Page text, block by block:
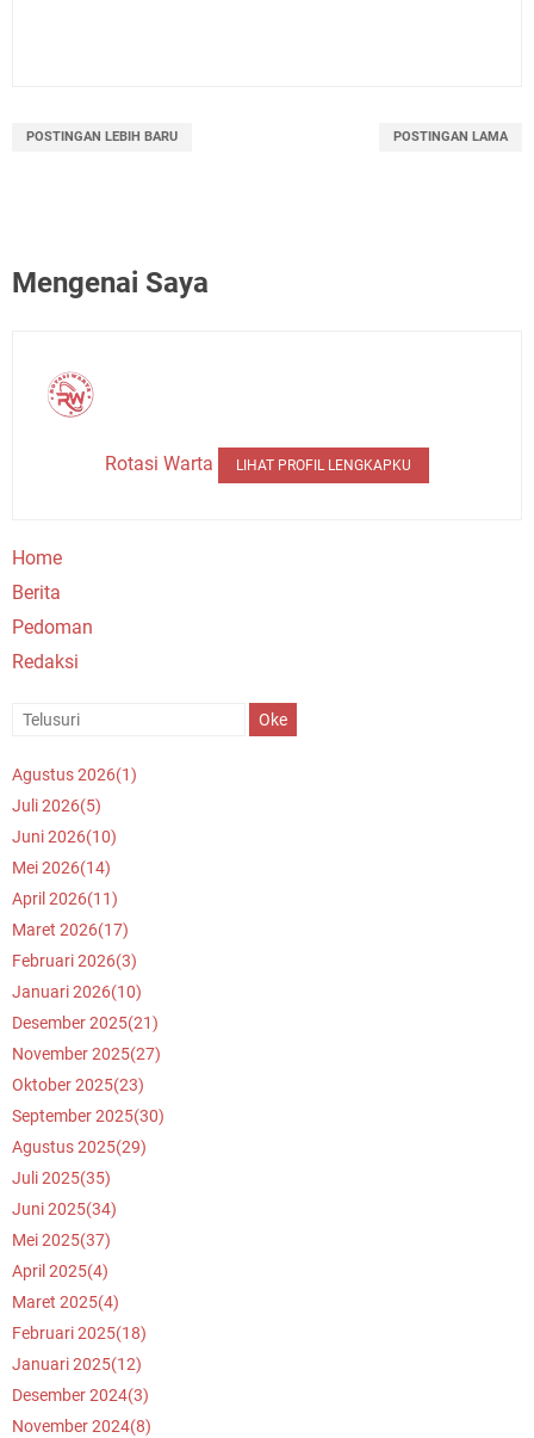
POSTINGAN LEBIH BARU POSTINGAN LAMA
Mengenai Saya
Rotasi Warta LIHAT PROFIL LENGKAPKU
Home
Berita
Pedoman
Redaksi
Agustus 2026(1)
Juli 2026(5)
Juni 2026(10)
Mei 2026(14)
April 2026(11)
Maret 2026(17)
Februari 2026(3)
Januari 2026(10)
Desember 2025(21)
November 2025(27)
Oktober 2025(23)
September 2025(30)
Agustus 2025(29)
Juli 2025(35)
Juni 2025(34)
Mei 2025(37)
April 2025(4)
Maret 2025(4)
Februari 2025(18)
Januari 2025(12)
Desember 2024(3)
November 2024(8)